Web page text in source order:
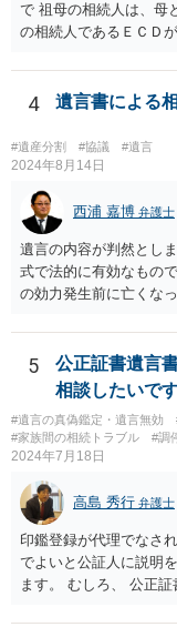
で 祖母の相続人は、母
の相続人であるＥＣＤ
Ｅも行う必要がありま
ります。
4 遺言書による
#遺産分割 #協議 #遺言
2024年8月14日
西浦 嘉博 弁護士
遺言の内容が判然とし
式で法的に有効なもの
の効力発生前に亡くな
遺言に基づいて、生存
産を相続することがで
宛に遺贈が記載されて
できないので、一般的
有する相続権者により
法定相続人となるのは
5
公正証書遺言
相談したいです
#遺言の真偽鑑定・遺言無効
#家族間の相続トラブル
#調
2024年7月18日
高島 秀行 弁護士
印鑑登録が代理でなさ
でよいと公証人に説明
ます。 むしろ、 公正